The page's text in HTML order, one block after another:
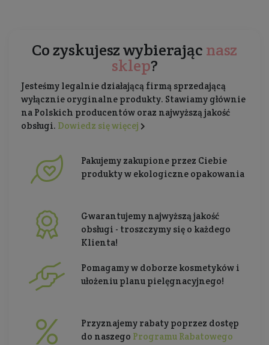
Co zyskujesz wybierając nasz
sklep?
Jesteśmy legalnie działającą firmą sprzedającą
wyłącznie oryginalne produkty. Stawiamy głównie
na Polskich producentów oraz najwyższą jakość
obsługi. Dowiedz się więcej
Pakujemy zakupione przez Ciebie
produkty w ekologiczne opakowania
Gwarantujemy najwyższą jakość
obsługi - troszczymy się o każdego
Klienta!
Pomagamy w doborze kosmetyków i
ułożeniu planu pielęgnacyjnego!
Przyznajemy rabaty poprzez dostęp
do naszego Programu Rabatowego